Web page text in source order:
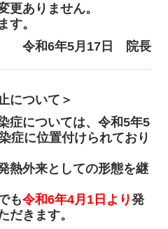
更ありません。
す。
令和6年5月17日 院長
について＞
症については、令和5年5
症に位置付けられており
熱外来としての形態を継
も令和6年4月1日より発
だきます。